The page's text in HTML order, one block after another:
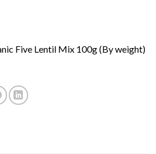
Five Lentil Mix 100g (By weight)